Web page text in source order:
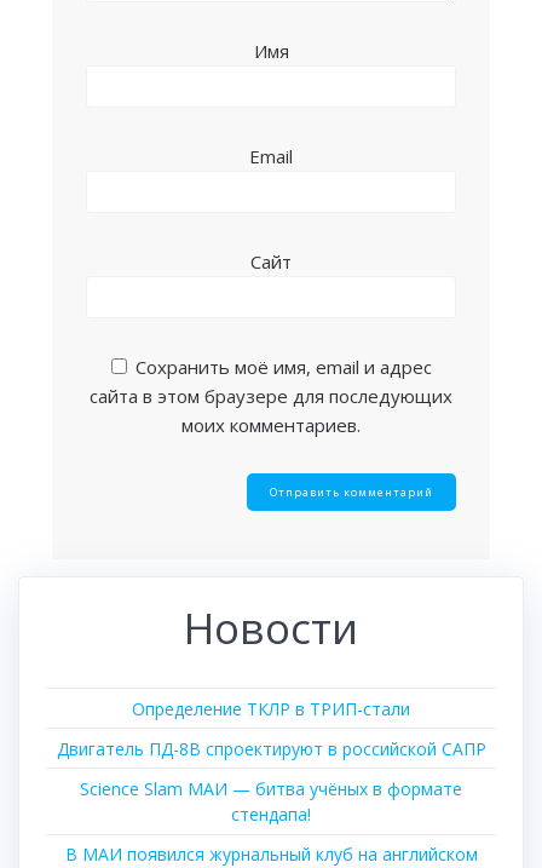
Имя
Email
Сайт
Сохранить моё имя, email и адрес
сайта в этом браузере для последующих
моих комментариев.
Новости
Определение ТКЛР в ТРИП-стали
Двигатель ПД-8В спроектируют в российской САПР
Science Slam МАИ — битва учёных в формате
стендапа!
В МАИ появился журнальный клуб на английском